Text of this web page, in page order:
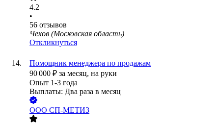
4.2
•
56 отзывов
Чехов (Московская область)
Откликнуться
Помощник менеджера по продажам
90 000 ₽ за месяц, на руки
Опыт 1-3 года
Выплаты: Два раза в месяц
ООО СП-МЕТИЗ